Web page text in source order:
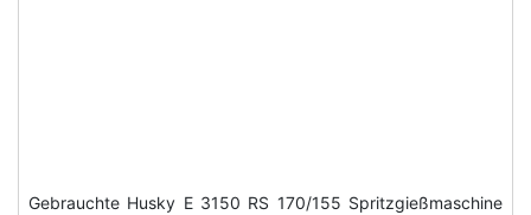
Gebrauchte Husky E 3150 RS 170/155 Spritzgießmaschine